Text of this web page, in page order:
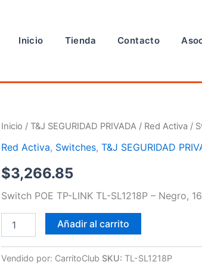
Inicio Tienda Contacto
Inicio /T&J SEGURIDAD PRIVADA / Red Activa /
Red Activa, Switches,T&J SEGURIDAD
$3,266.85
Switch POE TP-LINK TL-SL1218P – Negro, 16
Switch
cantidad
Añadir al carrito
Vendido por: CarritoClub SKU:TL-SL1218P